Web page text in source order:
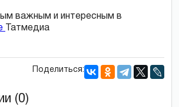
важным и интересным в
Татмедиа
Поделиться:
(0)